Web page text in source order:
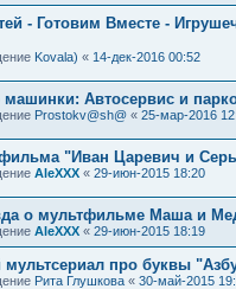
- Готовим Вместе -
Kovala) « 14-дек-2016 00:52
машинки: Автосервис и
Prostokv@sh@ « 25-мар-2016
"Иван Царевич и
AleXXX « 29-июн-2015 18:20
о мультфильме Маша и
AleXXX « 29-июн-2015 18:19
про буквы
Рита Глушкова « 30-май-2015